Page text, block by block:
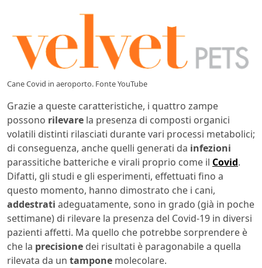
Cane Covid in aeroporto. Fonte YouTube
Grazie a queste caratteristiche, i quattro zampe
possono rilevare la presenza di composti organici
volatili distinti rilasciati durante vari processi metabolici;
di conseguenza, anche quelli generati da infezioni
parassitiche batteriche e virali proprio come il Covid.
Difatti, gli studi e gli esperimenti, effettuati fino a
questo momento, hanno dimostrato che i cani,
addestrati adeguatamente, sono in grado (già in poche
settimane) di rilevare la presenza del Covid-19 in diversi
pazienti affetti. Ma quello che potrebbe sorprendere è
che la precisione dei risultati è paragonabile a quella
rilevata da un tampone molecolare.